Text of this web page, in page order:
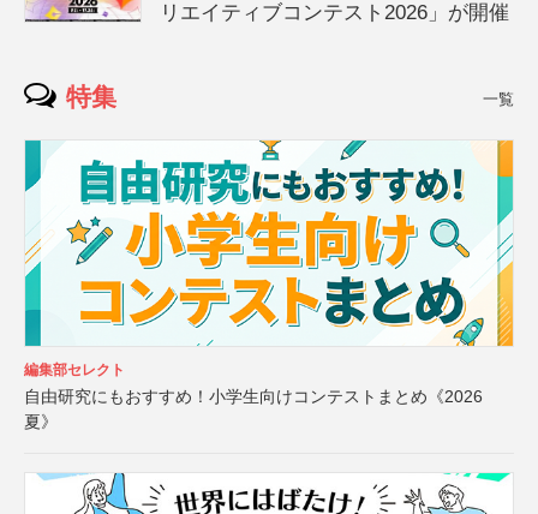
リエイティブコンテスト2026」が開催
特集 一覧
編集部セレクト
自由研究にもおすすめ！小学生向けコンテストまとめ《2026
夏》